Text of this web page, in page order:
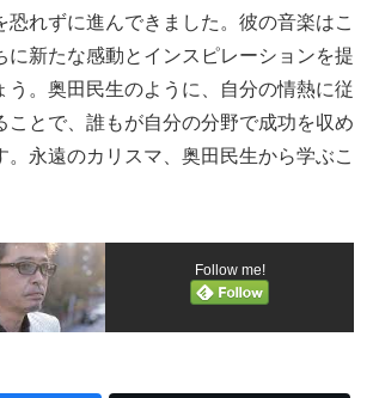
恐れずに進んできました。彼の音楽はこ
に新たな感動とインスピレーションを提
う。奥田民生のように、自分の情熱に従
ことで、誰もが自分の分野で成功を収め
。永遠のカリスマ、奥田民生から学ぶこ
Follow me!